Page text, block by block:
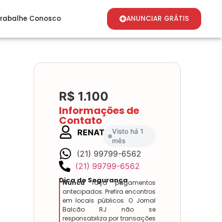
Conosco ANUNCIAR GRÁTIS
R$ 1.100
Informações de
Contato
RENATO Visto há 1
mês
(21) 99799-6562
(21) 99799-6562
Dica de Segurança
Nuncafaça pagamentos
antecipados. Prefira encontros
em locais públicos. O Jornal
Balcão RJ não se
responsabiliza por transações